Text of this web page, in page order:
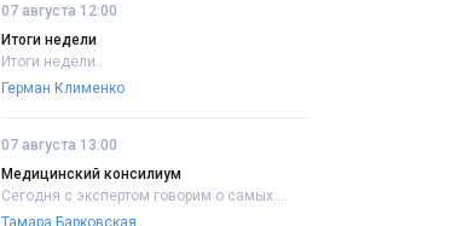
07 августа 12:00
Итоги недели
Итоги недели..
Герман Клименко
07 августа 13:00
Медицинский консилиум
Сегодня с экспертом говорим о самых....